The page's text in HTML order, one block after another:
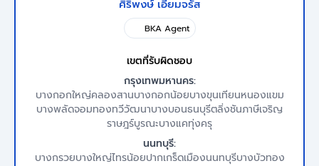
ศิริพงษ์ เอี่ยมจรัส
BKA Agent
เขตที่รับผิดชอบ
กรุงเทพมหานคร:
บางกอกใหญ่คลองสานบางกอกน้อยบางขุนเทียนหนองแขม
บางพลัดจอมทองทวีวัฒนาบางบอนธนบุรีตลิ่งชันภาษีเจริญ
ราษฎร์บูรณะบางแคทุ่งครุ
นนทบุรี:
บางกรวยบางใหญ่ไทรน้อยปากเกร็ดเมืองนนทบุรีบางบัวทอง